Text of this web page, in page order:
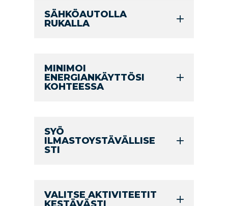
SÄHKÖAUTOLLA
RUKALLA
MINIMOI
ENERGIANKÄYTTÖSI
KOHTEESSA
SYÖ
ILMASTOYSTÄVÄLLISE
STI
VALITSE AKTIVITEETIT